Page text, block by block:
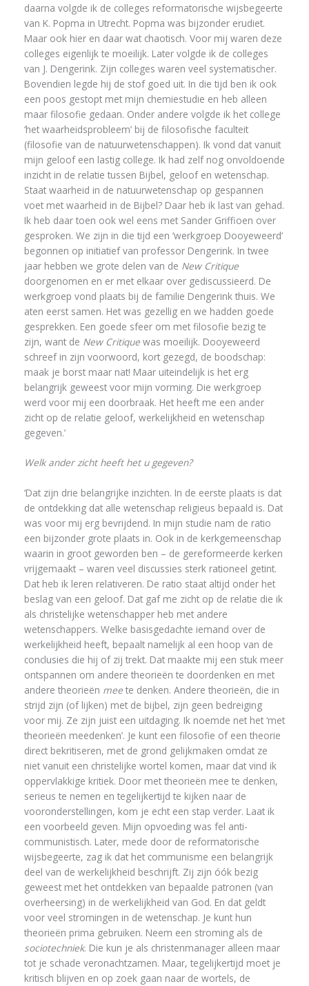
daarna volgde ik de colleges reformatorische wijsbegeerte
van K. Popma in Utrecht. Popma was bijzonder erudiet.
Maar ook hier en daar wat chaotisch. Voor mij waren deze
colleges eigenlijk te moeilijk. Later volgde ik de colleges
van J. Dengerink. Zijn colleges waren veel systematischer.
Bovendien legde hij de stof goed uit. In die tijd ben ik ook
een poos gestopt met mijn chemiestudie en heb alleen
maar filosofie gedaan. Onder andere volgde ik het college
‘het waarheidsprobleem’ bij de filosofische faculteit
(filosofie van de natuurwetenschappen). Ik vond dat vanuit
mijn geloof een lastig college. Ik had zelf nog onvoldoende
inzicht in de relatie tussen Bijbel, geloof en wetenschap.
Staat waarheid in de natuurwetenschap op gespannen
voet met waarheid in de Bijbel? Daar heb ik last van gehad.
Ik heb daar toen ook wel eens met Sander Griffioen over
gesproken. We zijn in die tijd een ‘werkgroep Dooyeweerd’
begonnen op initiatief van professor Dengerink. In twee
jaar hebben we grote delen van de New Critique
doorgenomen en er met elkaar over gediscussieerd. De
werkgroep vond plaats bij de familie Dengerink thuis. We
aten eerst samen. Het was gezellig en we hadden goede
gesprekken. Een goede sfeer om met filosofie bezig te
zijn, want de New Critique was moeilijk. Dooyeweerd
schreef in zijn voorwoord, kort gezegd, de boodschap:
maak je borst maar nat! Maar uiteindelijk is het erg
belangrijk geweest voor mijn vorming. Die werkgroep
werd voor mij een doorbraak. Het heeft me een ander
zicht op de relatie geloof, werkelijkheid en wetenschap
gegeven.’
Welk ander zicht heeft het u gegeven?
‘Dat zijn drie belangrijke inzichten. In de eerste plaats is dat
de ontdekking dat alle wetenschap religieus bepaald is. Dat
was voor mij erg bevrijdend. In mijn studie nam de ratio
een bijzonder grote plaats in. Ook in de kerkgemeenschap
waarin in groot geworden ben – de gereformeerde kerken
vrijgemaakt – waren veel discussies sterk rationeel getint.
Dat heb ik leren relativeren. De ratio staat altijd onder het
beslag van een geloof. Dat gaf me zicht op de relatie die ik
als christelijke wetenschapper heb met andere
wetenschappers. Welke basisgedachte iemand over de
werkelijkheid heeft, bepaalt namelijk al een hoop van de
conclusies die hij of zij trekt. Dat maakte mij een stuk meer
ontspannen om andere theorieën te doordenken en met
andere theorieën mee te denken. Andere theorieën, die in
strijd zijn (of lijken) met de bijbel, zijn geen bedreiging
voor mij. Ze zijn juist een uitdaging. Ik noemde net het ‘met
theorieën meedenken’. Je kunt een filosofie of een theorie
direct bekritiseren, met de grond gelijkmaken omdat ze
niet vanuit een christelijke wortel komen, maar dat vind ik
oppervlakkige kritiek. Door met theorieën mee te denken,
serieus te nemen en tegelijkertijd te kijken naar de
vooronderstellingen, kom je echt een stap verder. Laat ik
een voorbeeld geven. Mijn opvoeding was fel anti-
communistisch. Later, mede door de reformatorische
wijsbegeerte, zag ik dat het communisme een belangrijk
deel van de werkelijkheid beschrijft. Zij zijn óók bezig
geweest met het ontdekken van bepaalde patronen (van
overheersing) in de werkelijkheid van God. En dat geldt
voor veel stromingen in de wetenschap. Je kunt hun
theorieën prima gebruiken. Neem een stroming als de
sociotechniek. Die kun je als christenmanager alleen maar
tot je schade veronachtzamen. Maar, tegelijkertijd moet je
kritisch blijven en op zoek gaan naar de wortels, de